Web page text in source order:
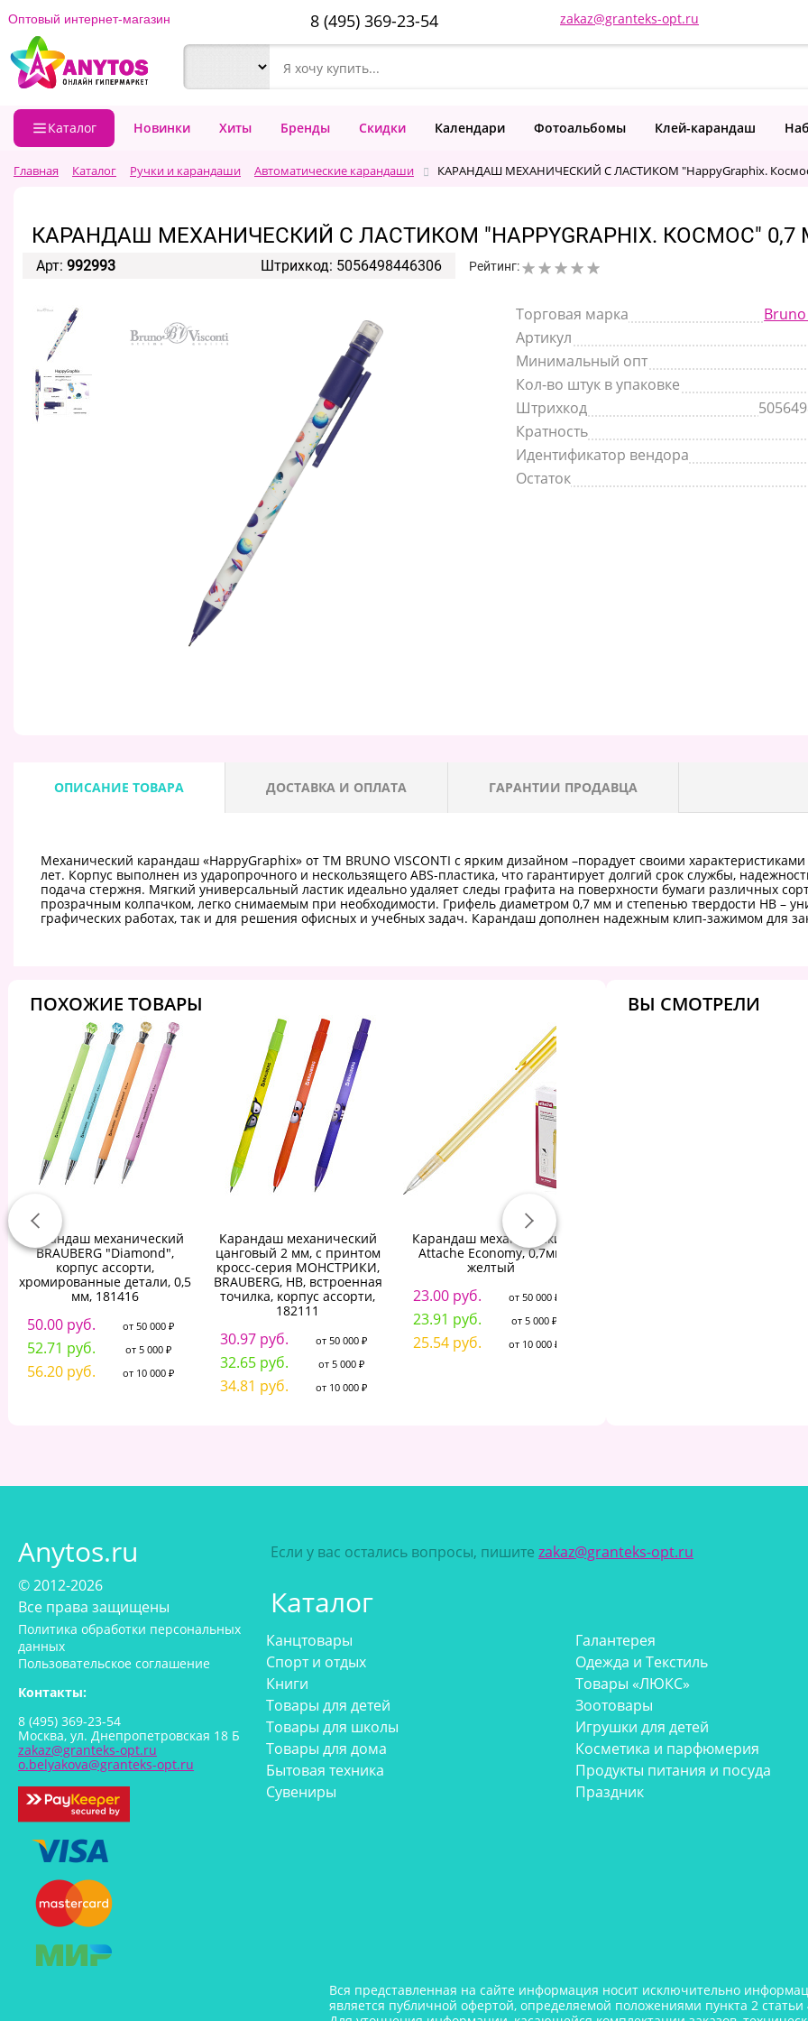
Оптовый интернет-магазин 8 (495) 369-23-54 zakaz@granteks-opt.ru
Каталог Новинки Хиты Бренды Скидки Календари Фотоальбомы Клей-карандаш
Главная Каталог Ручки и карандаши Автоматические карандаши КАРАНДАШ МЕХАНИЧЕСКИЙ С ЛАСТИКОМ "HappyGraphix.
КАРАНДАШ МЕХАНИЧЕСКИЙ С ЛАСТИКОМ "HAPPYGRAPHIX. КОСМОС" 0,7
Арт: 992993 Штрихкод: 5056498446306 Рейтинг:
Торговая марка
Артикул
Минимальный опт
Кол-во штук в упаковке
Штрихкод
Кратность
Идентификатор вендора
Остаток
ОПИСАНИЕ ТОВАРА ДОСТАВКА И ОПЛАТА ГАРАНТИИ ПРОДАВЦА
Механический карандаш «HappyGraphix» от ТМ BRUNO VISCONTI с ярким дизайном –порадует своими
лет. Корпус выполнен из ударопрочного и нескользящего ABS-пластика, что гарантирует долгий срок службы,
подача стержня. Мягкий универсальный ластик идеально удаляет следы графита на поверхности бумаги различных
прозрачным колпачком, легко снимаемым при необходимости. Грифель диаметром 0,7 мм и степенью твердости HB –
графических работах, так и для решения офисных и учебных задач. Карандаш дополнен надежным клип-зажимом для
ПОХОЖИЕ ТОВАРЫ
Карандаш механический
BRAUBERG "Diamond",
корпус ассорти,
хромированные детали, 0,5
мм, 181416
50.00 руб. от 50 000 ₽
52.71 руб. от 5 000 ₽
56.20 руб. от 10 000 ₽
Карандаш механический
цанговый 2 мм, с принтом
кросс-серия МОНСТРИКИ,
BRAUBERG, HB, встроенная
точилка, корпус ассорти,
182111
30.97 руб. от 50 000 ₽
32.65 руб. от 5 000 ₽
34.81 руб. от 10 000 ₽
Карандаш механический
Attache Economy, 0,7мм
желтый
23.00 руб. от 50 000 ₽
23.91 руб. от 5 000 ₽
25.54 руб. от 10 000 ₽
ВЫ СМОТРЕЛИ
Anytos.ru
© 2012-2026
Все права защищены
Политика обработки персональных
данных
Пользовательское соглашение
Контакты:
8 (495) 369-23-54
Москва, ул. Днепропетровская 18 Б
zakaz@granteks-opt.ru
o.belyakova@granteks-opt.ru
Если у вас остались вопросы, пишите zakaz@granteks-opt.ru
Каталог
Канцтовары
Спорт и отдых
Книги
Товары для детей
Товары для школы
Товары для дома
Бытовая техника
Сувениры
Галантерея
Одежда и Текстиль
Товары «ЛЮКС»
Зоотовары
Игрушки для детей
Косметика и парфюмерия
Продукты питания и посуда
Праздник
Вся представленная на сайте информация носит исключительно
является публичной офертой, определяемой положениями пункта 2